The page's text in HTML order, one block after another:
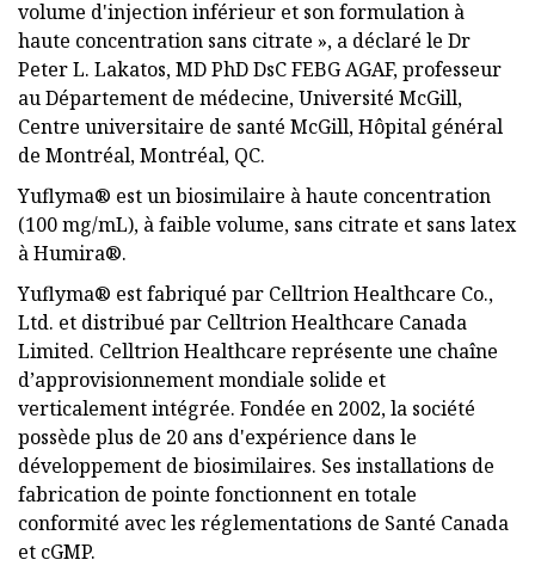
volume d'injection inférieur et son formulation à
haute concentration sans citrate », a déclaré le Dr
Peter L. Lakatos, MD PhD DsC FEBG AGAF, professeur
au Département de médecine, Université McGill,
Centre universitaire de santé McGill, Hôpital général
de Montréal, Montréal, QC.
Yuflyma® est un biosimilaire à haute concentration
(100 mg/mL), à faible volume, sans citrate et sans latex
à Humira®.
Yuflyma® est fabriqué par Celltrion Healthcare Co.,
Ltd. et distribué par Celltrion Healthcare Canada
Limited. Celltrion Healthcare représente une chaîne
d’approvisionnement mondiale solide et
verticalement intégrée. Fondée en 2002, la société
possède plus de 20 ans d'expérience dans le
développement de biosimilaires. Ses installations de
fabrication de pointe fonctionnent en totale
conformité avec les réglementations de Santé Canada
et cGMP.